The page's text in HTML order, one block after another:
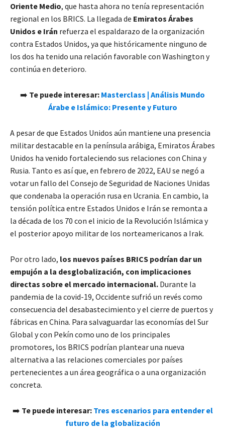
Oriente Medio, que hasta ahora no tenía representación
regional en los BRICS. La llegada de Emiratos Árabes
Unidos e Irán refuerza el espaldarazo de la organización
contra Estados Unidos, ya que históricamente ninguno de
los dos ha tenido una relación favorable con Washington y
continúa en deterioro.
➡️ Te puede interesar: Masterclass | Análisis Mundo
Árabe e Islámico: Presente y Futuro
A pesar de que Estados Unidos aún mantiene una presencia
militar destacable en la península arábiga, Emiratos Árabes
Unidos ha venido fortaleciendo sus relaciones con China y
Rusia. Tanto es así que, en febrero de 2022, EAU se negó a
votar un fallo del Consejo de Seguridad de Naciones Unidas
que condenaba la operación rusa en Ucrania. En cambio, la
tensión política entre Estados Unidos e Irán se remonta a
la década de los 70 con el inicio de la Revolución Islámica y
el posterior apoyo militar de los norteamericanos a Irak.
Por otro lado, los nuevos países BRICS podrían dar un
empujón a la desglobalización, con implicaciones
directas sobre el mercado internacional. Durante la
pandemia de la covid-19, Occidente sufrió un revés como
consecuencia del desabastecimiento y el cierre de puertos y
fábricas en China. Para salvaguardar las economías del Sur
Global y con Pekín como uno de los principales
promotores, los BRICS podrían plantear una nueva
alternativa a las relaciones comerciales por países
pertenecientes a un área geográfica o a una organización
concreta.
➡️ Te puede interesar: Tres escenarios para entender el
futuro de la globalización